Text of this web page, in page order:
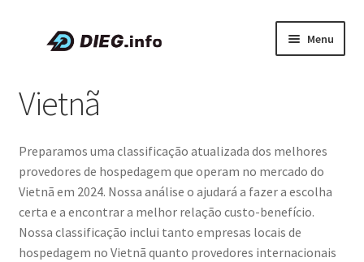
conteúdo
Menu
Cupons e Promoções
Português
Vietnã
Preparamos uma classificação atualizada dos melhores
provedores de hospedagem que operam no mercado do
Vietnã em 2024. Nossa análise o ajudará a fazer a escolha
certa e a encontrar a melhor relação custo-benefício.
Nossa classificação inclui tanto empresas locais de
hospedagem no Vietnã quanto provedores internacionais